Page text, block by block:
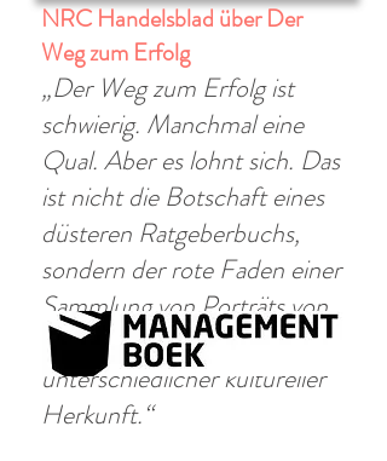
NRC Handelsblad über Der
Weg zum Erfolg
„Der Weg zum Erfolg ist
schwierig. Manchmal eine
Qual. Aber es lohnt sich. Das
ist nicht die Botschaft eines
düsteren Ratgeberbuchs,
sondern der rote Faden einer
Sammlung von Porträts von
Karrierefrauen
unterschiedlicher kultureller
Herkunft.“